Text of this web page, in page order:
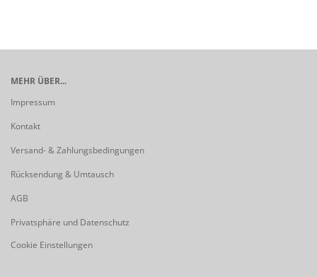
MEHR ÜBER...
Impressum
Kontakt
Versand- & Zahlungsbedingungen
Rücksendung & Umtausch
AGB
Privatsphäre und Datenschutz
Cookie Einstellungen